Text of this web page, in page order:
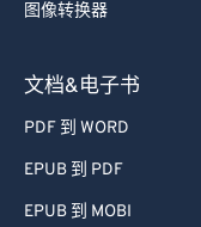
图像转换器
文档&电子书
PDF 到 WORD
EPUB 到 PDF
EPUB 到 MOBI